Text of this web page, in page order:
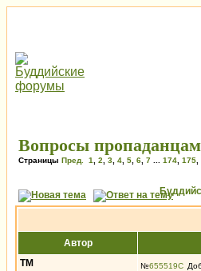
Вопросы пропаданцам
Страницы Пред. 1 2 3 4 5 6 7 174 175
Автор
ТМ
№655519